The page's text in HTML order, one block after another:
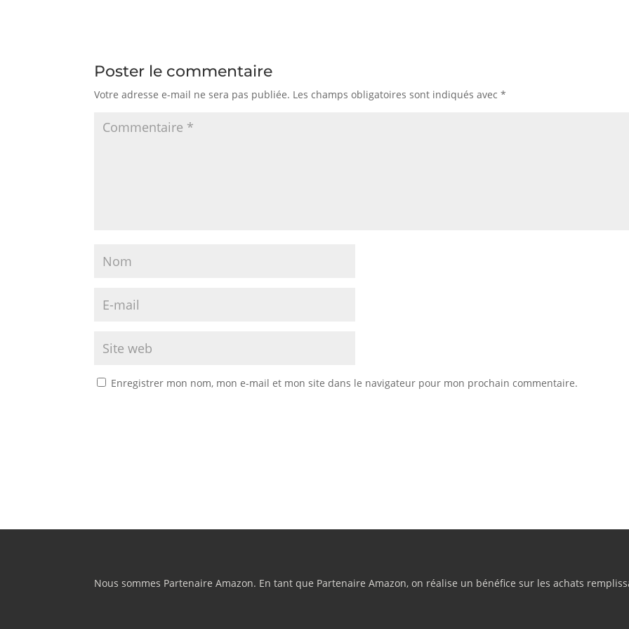
Poster le commentaire
Votre adresse e-mail ne sera pas publiée. Les champs obligatoires sont indiqués avec*
Enregistrer mon nom, mon e-mail et mon site dans le navigateur pour mon prochain commentaire.
Nous sommes Partenaire Amazon. En tant que Partenaire Amazon, on réalise un bénéfice sur les achats